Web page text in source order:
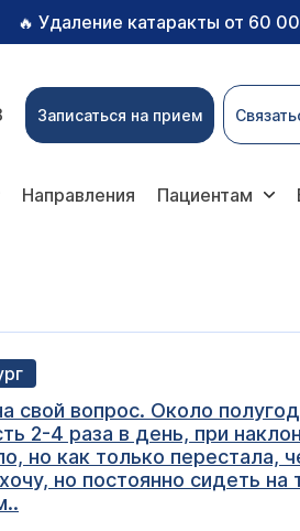
🔥 Удаление катаракты от 60
Записаться на прием
Направления Пациентам
свой вопрос. Около
2-4 раза в день, при
но как только перестала,
но постоянно сидеть